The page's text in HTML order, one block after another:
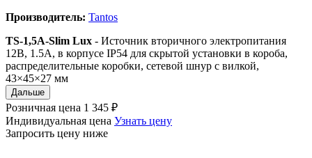
Производитель: Tantos
TS-1,5A-Slim Lux - Источник вторичного электропитания
12В, 1.5А, в корпусе IP54 для скрытой установки в короба,
распределительные коробки, сетевой шнур с вилкой,
43×45×27 мм
Дальше
Розничная цена 1 345 ₽
Индивидуальная цена Узнать цену
Запросить цену ниже